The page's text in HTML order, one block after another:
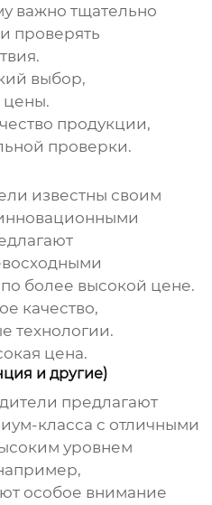
важно тщательно
проверять
выбор,
цены.
продукции,
проверки.
известны своим
более высокой цене.
качество,
технологии.
цена.
и другие)
предлагают
класса с отличными
уровнем
особое внимание